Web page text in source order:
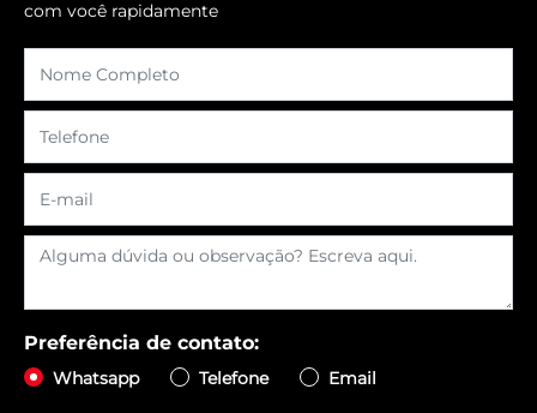
com você rapidamente
Preferência de contato:
Whatsapp Telefone Email